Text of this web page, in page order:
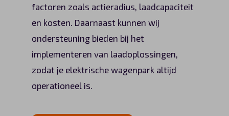
factoren zoals actieradius, laadcapaciteit
en kosten. Daarnaast kunnen wij
ondersteuning bieden bij het
implementeren van laadoplossingen,
zodat je elektrische wagenpark altijd
operationeel is.